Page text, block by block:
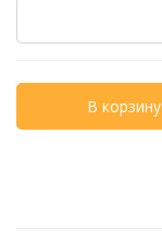
В корзину